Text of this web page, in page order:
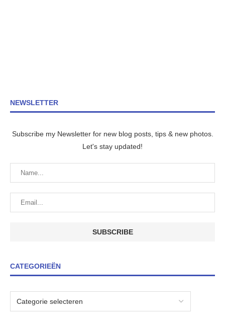
NEWSLETTER
Subscribe my Newsletter for new blog posts, tips & new photos.
Let's stay updated!
CATEGORIEËN